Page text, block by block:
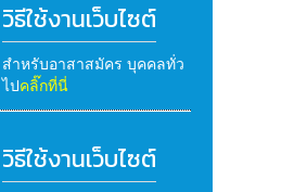
วิธีใช้งานเว็บไซต์
สำหรับอาสาสมัคร บุคคลทั่ว
ไปคลิ๊กที่นี่
วิธีใช้งานเว็บไซต์